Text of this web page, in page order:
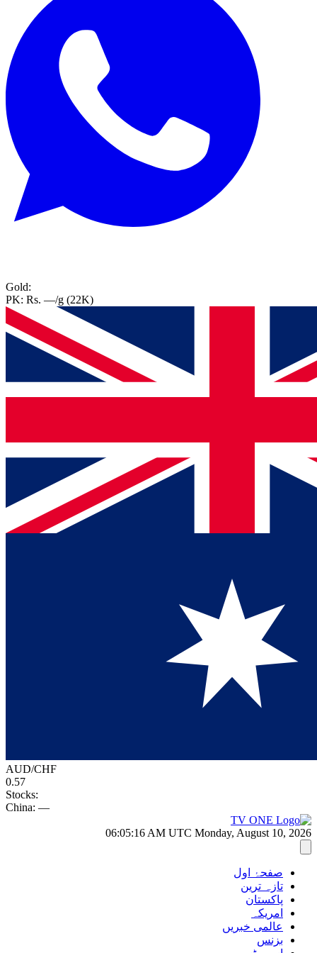
Gold:
PK: Rs. —/g (22K)
AUD/CHF
0.57
Stocks:
China: —
UTC Monday, August 10, 2026
06:05:17 AM
صفحۂ اول
تازہ ترین
پاکستان
امریکہ
عالمی خبریں
بزنس